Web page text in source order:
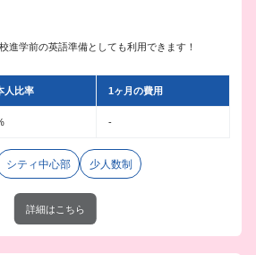
進学前の英語準備としても利用できます！
人比率 1ヶ月の費用
-
シティ中心部 少人数制
詳細はこちら